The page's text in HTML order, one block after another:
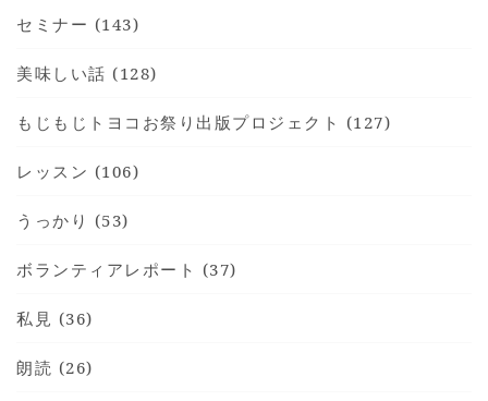
セミナー (143)
美味しい話 (128)
もじもじトヨコお祭り出版プロジェクト (127)
レッスン (106)
うっかり (53)
ボランティアレポート (37)
私見 (36)
朗読 (26)